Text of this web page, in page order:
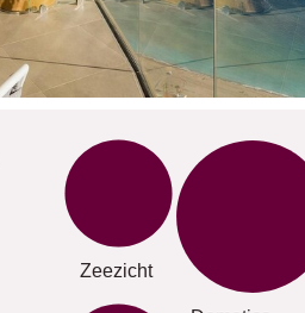
Zeezicht